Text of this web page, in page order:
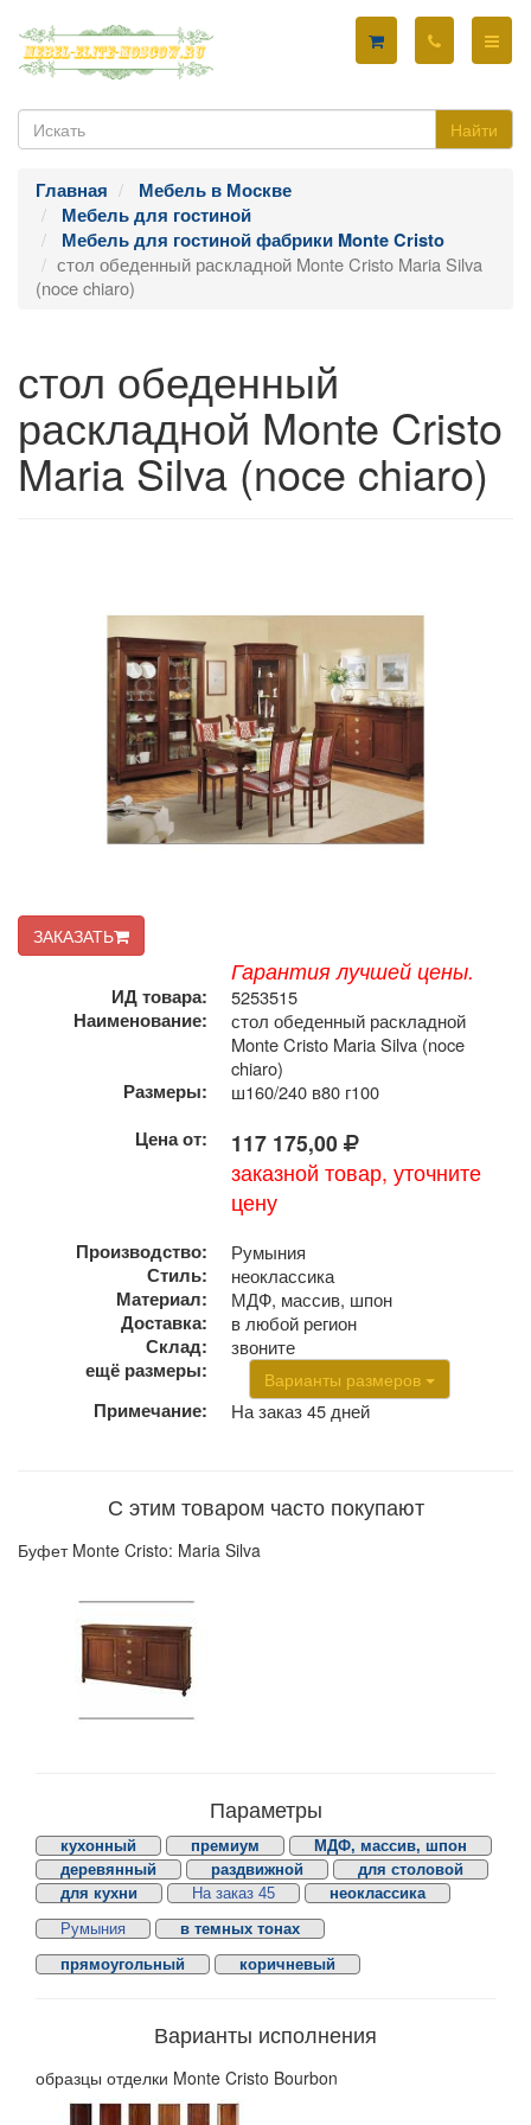
Найти
Главная
Мебель в Москве
Мебель для гостиной
Мебель для гостиной фабрики Monte Cristo
стол обеденный раскладной Monte Cristo Maria Silva
(noce chiaro)
стол обеденный
раскладной Monte Cristo
Maria Silva (noce chiaro)
ЗАКАЗАТЬ
Гарантия лучшей цены.
ИД товара:
5253515
Наименование:
стол обеденный раскладной
Monte Cristo Maria Silva (noce
chiaro)
Размеры:
ш160/240 в80 г100
Цена от:
117 175,00
заказной товар, уточните
цену
Производство:
Румыния
Стиль:
неоклассика
Материал:
МДФ, массив, шпон
Доставка:
в любой регион
Склад:
звоните
ещё размеры:
Варианты размеров
Примечание: На заказ 45 дней
С этим товаром часто покупают
Буфет Monte Cristo: Maria Silva
Параметры
кухонный премиум
МДФ, массив, шпон
деревянный
раздвижной
для столовой
для кухни
На заказ 45
неоклассика
Румыния
в темных тонах
прямоугольный
коричневый
Варианты исполнения
образцы отделки Monte Cristo Bourbon